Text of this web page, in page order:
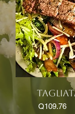
Q109.76